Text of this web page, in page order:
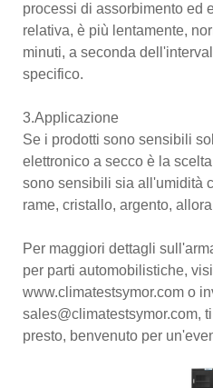
processi di assorbimento ed
relativa, è più lentamente,
minuti, a seconda
specifico.
3.Applicazione
Se i prodotti sono sensibili
elettronico a secco è la
sono sensibili sia all'umidità
rame, cristallo, argento,
Per maggiori dettagli
per parti automobilistiche,
www.climatestsymor.com o
sales@climatestsymor.com,
presto, benvenuto per